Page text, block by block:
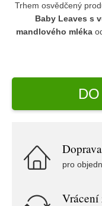
Trhem osvědčený
Baby Leaves s
mandlového mléka
pro